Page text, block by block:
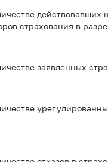
действовавших
страхования в
заявленных